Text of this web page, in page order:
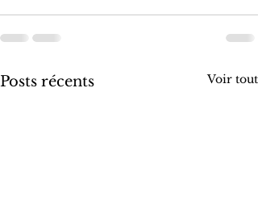
Posts récents Voir tout